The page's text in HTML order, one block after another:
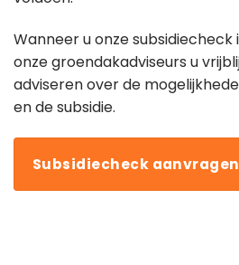
Wanneer u onze subsidiecheck
onze groendakadviseurs u
adviseren over de
en de subsidie.
Subsidiecheck aanvragen